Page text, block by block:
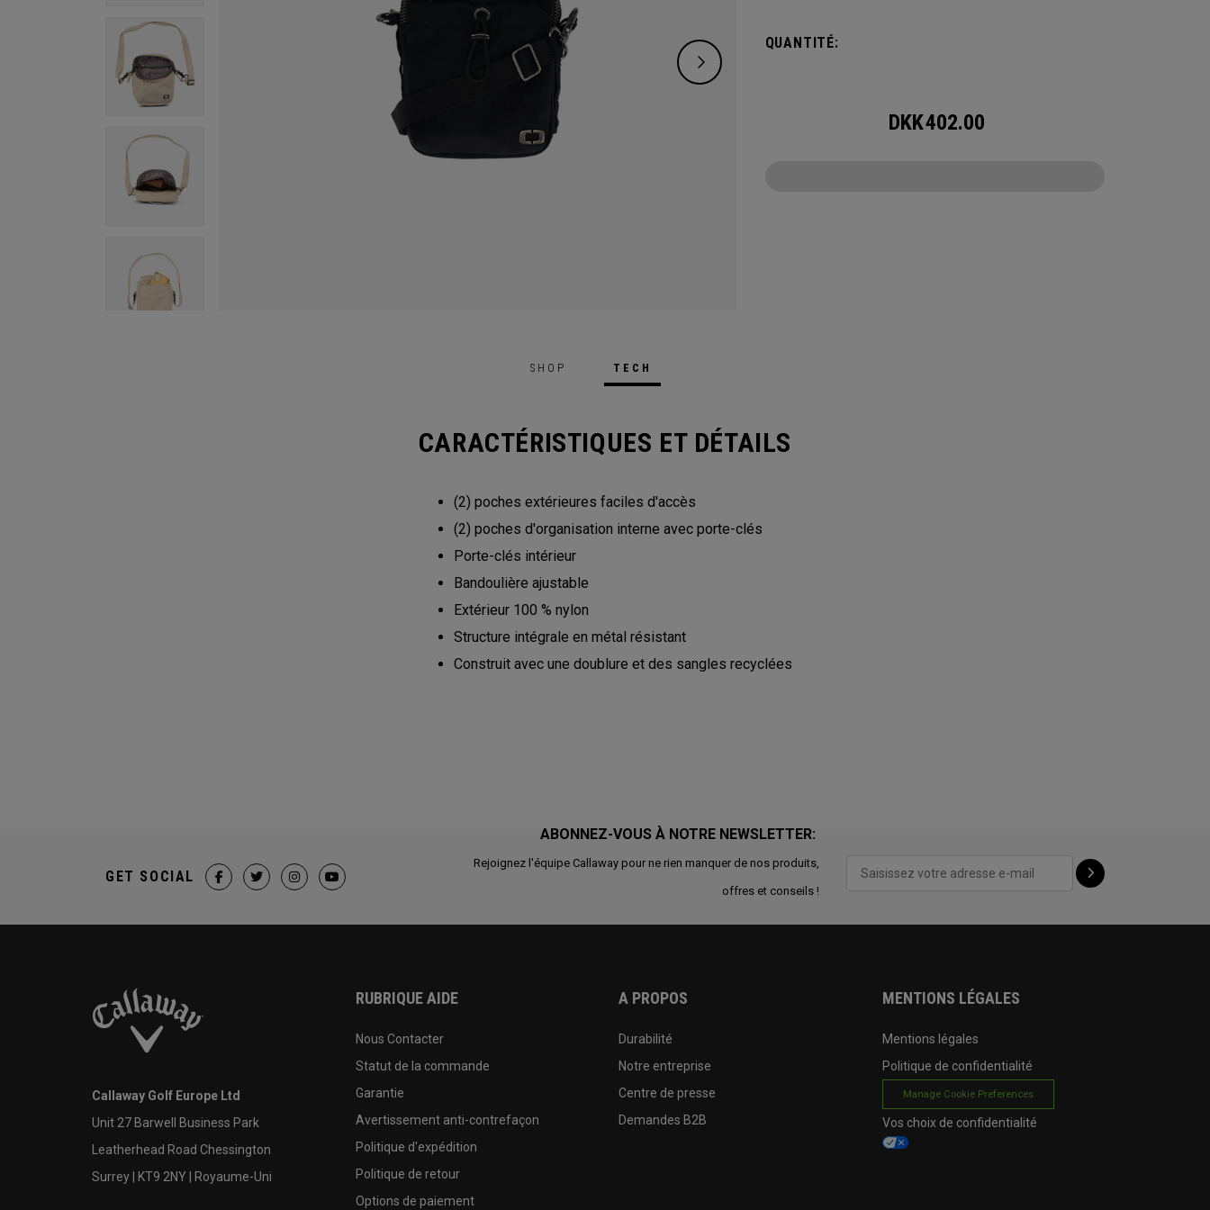
QUANTITÉ:
DKK402.00
SHOP TECH
CARACTÉRISTIQUES ET DÉTAILS
(2) poches extérieures faciles d'accès
(2) poches d'organisation interne avec porte-clés
Porte-clés intérieur
Bandoulière ajustable
Extérieur 100 % nylon
Structure intégrale en métal résistant
Construit avec une doublure et des sangles recyclées
ABONNEZ-VOUS À NOTRE NEWSLETTER:
Rejoignez l'équipe Callaway pour ne rien manquer de nos produits,
offres et conseils !
GET SOCIAL
Callaway Golf Europe Ltd
Unit 27 Barwell Business Park
Leatherhead Road Chessington
Surrey | KT9 2NY | Royaume-Uni
RUBRIQUE AIDE
Nous Contacter
Statut de la commande
Garantie
Avertissement anti-contrefaçon
Politique d'expédition
Politique de retour
Options de paiement
A PROPOS
Durabilité
Notre entreprise
Centre de presse
Demandes B2B
MENTIONS LÉGALES
Mentions légales
Politique de confidentialité
Manage Cookie Preferences
Vos choix de confidentialité